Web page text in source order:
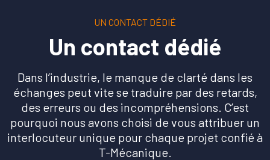
Domaines d’intervention
Réalisations
UN CONTACT DÉDIÉ
Un contact dédié
Dans l’industrie, le manque de clarté dans les
échanges peut vite se traduire par des retards,
des erreurs ou des incompréhensions. C’est
pourquoi nous avons choisi de vous attribuer un
interlocuteur unique pour chaque projet confié à
T-Mécanique.